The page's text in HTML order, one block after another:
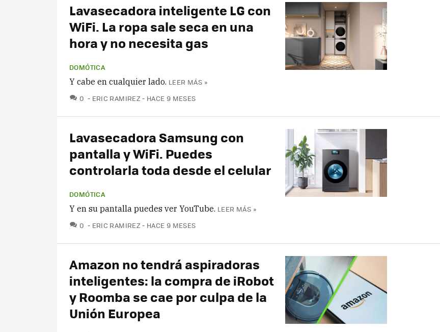
Lavasecadora inteligente LG con
WiFi. La ropa sale seca en una
hora y no necesita gas
DOMÓTICA
Y cabe en cualquier lado. LEER MÁS »
0 COMENTARIOS
ERIC RAMIREZ HACE 9 MESES
Lavasecadora Samsung con
pantalla y WiFi. Puedes
controlarla toda desde el celular
DOMÓTICA
Y en su pantalla puedes ver YouTube. LEER MÁS »
0 COMENTARIOS
ERIC RAMIREZ HACE 9 MESES
Amazon no tendrá aspiradoras
inteligentes: la compra de iRobot
y Roomba se cae por culpa de la
Unión Europea